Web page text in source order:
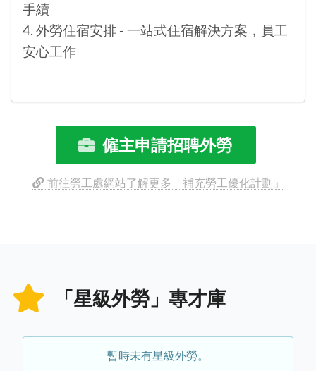
手續
4. 外勞住宿安排 - 一站式住宿解決方案，員工
安心工作
僱主申請招聘外勞
前往勞工處網站了解更多「補充勞工優化計劃」
「星級外勞」專才庫
暫時未有星級外勞。